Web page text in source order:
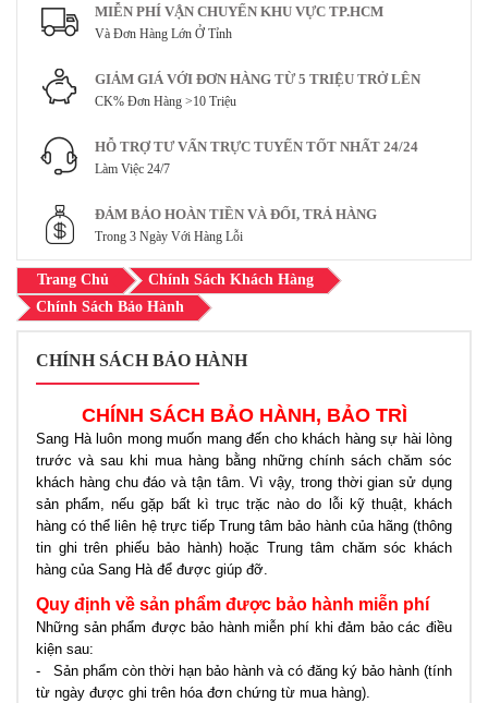
MIỄN PHÍ VẬN CHUYỂN KHU VỰC TP.HCM
Và Đơn Hàng Lớn Ở Tỉnh
GIẢM GIÁ VỚI ĐƠN HÀNG TỪ 5 TRIỆU TRỞ LÊN
CK% Đơn Hàng >10 Triệu
HỖ TRỢ TƯ VẤN TRỰC TUYẾN TỐT NHẤT 24/24
Làm Việc 24/7
ĐẢM BẢO HOÀN TIỀN VÀ ĐỔI, TRẢ HÀNG
Trong 3 Ngày Với Hàng Lỗi
Trang Chủ
Chính Sách Khách Hàng
Chính Sách Bảo Hành
CHÍNH SÁCH BẢO HÀNH
CHÍNH SÁCH BẢO HÀNH, BẢO TRÌ
Sang Hà luôn mong muốn mang đến cho khách hàng sự hài lòng
trước và sau khi mua hàng bằng những chính sách chăm sóc
khách hàng chu đáo và tận tâm. Vì vậy, trong thời gian sử dụng
sản phẩm, nếu gặp bất kì trục trặc nào do lỗi kỹ thuật, khách
hàng có thể liên hệ trực tiếp Trung tâm bảo hành của hãng (thông
tin ghi trên phiếu bảo hành) hoặc Trung tâm chăm sóc khách
hàng của Sang Hà để được giúp đỡ.
Quy định về sản phẩm được bảo hành miễn phí
Những sản phẩm được bảo hành miễn phí khi đảm bảo các điều
kiện sau:
- Sản phẩm còn thời hạn bảo hành và có đăng ký bảo hành (tính
từ ngày được ghi trên hóa đơn chứng từ mua hàng).